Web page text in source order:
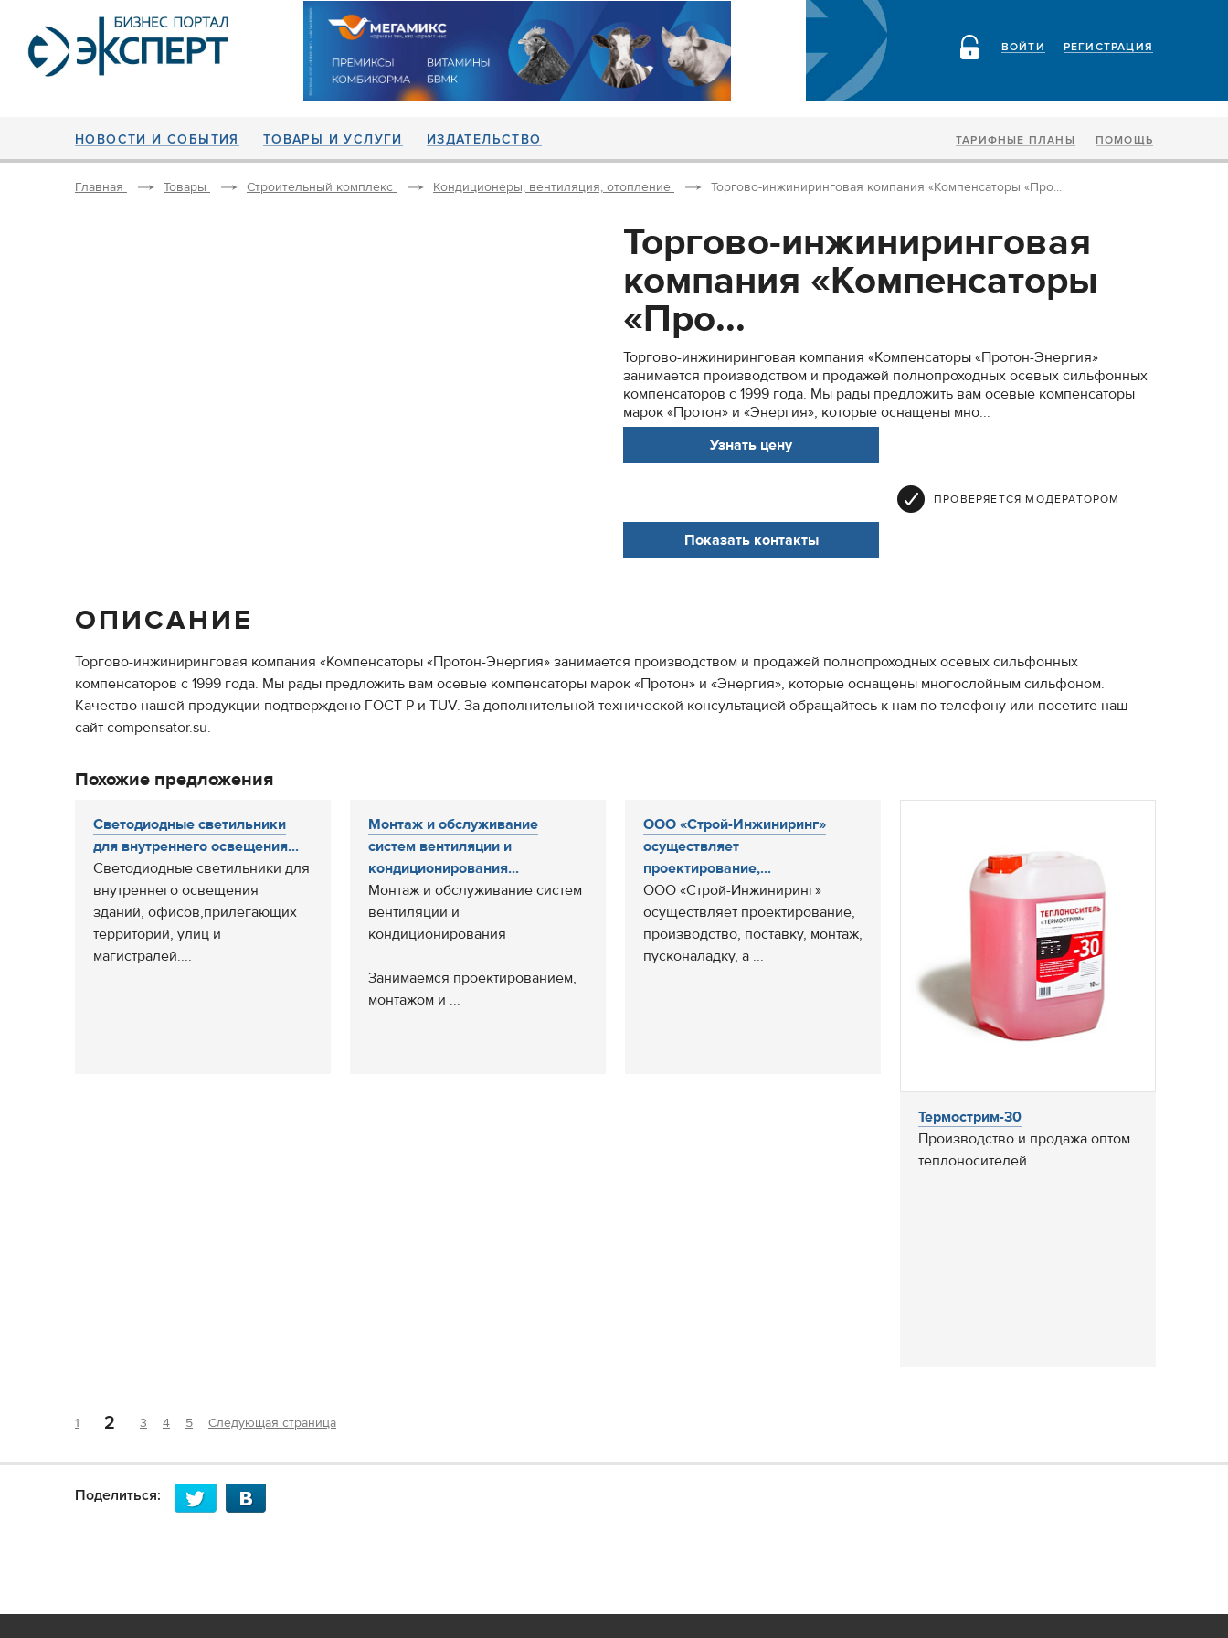
РЕГИСТРАЦИЯ
ВОЙТИ
НОВОСТИ И СОБЫТИЯ ТОВАРЫ И УСЛУГИ ИЗДАТЕЛЬСТВО ТАРИФНЫЕ ПЛАНЫ ПОМОЩЬ
Главная Товары Строительный комплекс Кондиционеры, вентиляция, отопление Торгово-инжиниринговая компания «Компенсаторы «Про...
Торгово-инжиниринговая
компания «Компенсаторы
«Про...
Торгово-инжиниринговая компания «Компенсаторы «Протон-Энергия»
занимается производством и продажей полнопроходных осевых сильфонных
компенсаторов с 1999 года. Мы рады предложить вам осевые компенсаторы
марок «Протон» и «Энергия», которые оснащены мно...
Узнать цену
ПРОВЕРЯЕТСЯ МОДЕРАТОРОМ
Показать контакты
ОПИСАНИЕ
Торгово-инжиниринговая компания «Компенсаторы «Протон-Энергия» занимается производством и продажей полнопроходных осевых сильфонных
компенсаторов с 1999 года. Мы рады предложить вам осевые компенсаторы марок «Протон» и «Энергия», которые оснащены многослойным сильфоном.
Качество нашей продукции подтверждено ГОСТ Р и TUV. За дополнительной технической консультацией обращайтесь к нам по телефону или посетите наш
сайт compensator.su.
Похожие предложения
Cветодиодные светильники
для внутреннего освещения...
Cветодиодные светильники для
внутреннего освещения
зданий, офисов,прилегающих
территорий, улиц и
магистралей....
Монтаж и обслуживание
систем вентиляции и
кондиционирования...
Монтаж и обслуживание систем
вентиляции и
кондиционирования
Занимаемся проектированием,
монтажом и ...
ООО «Строй-Инжиниринг»
осуществляет
проектирование,...
ООО «Строй-Инжиниринг»
осуществляет проектирование,
производство, поставку, монтаж,
пусконаладку, а ...
Термострим-30
Производство и продажа оптом
теплоносителей.
1 2 3 4 5 Следующая страница
Поделиться: